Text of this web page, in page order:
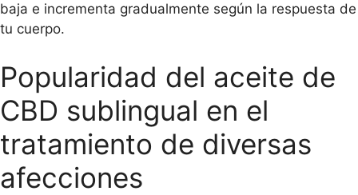
baja e incrementa gradualmente según la respuesta de
tu cuerpo.
Popularidad del aceite de
CBD sublingual en el
tratamiento de diversas
afecciones